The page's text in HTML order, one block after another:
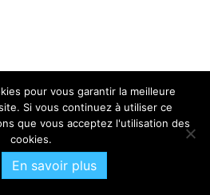
pour vous garantir la meilleure
Si vous continuez à utiliser ce
que vous acceptez l'utilisation des
cookies.
En savoir plus